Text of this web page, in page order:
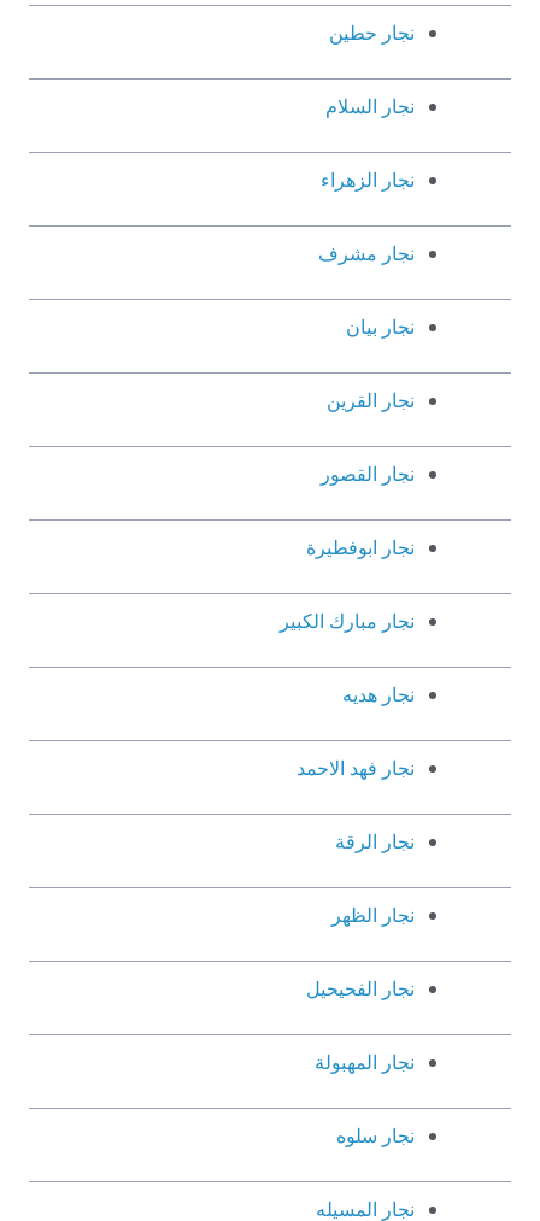
نجار حطين
نجار السلام
نجار الزهراء
نجار مشرف
نجار بيان
نجار القرين
نجار القصور
نجار ابوفطيرة
نجار مبارك الكبير
نجار هديه
نجار فهد الاحمد
نجار الرقة
نجار الظهر
نجار الفحيحيل
نجار المهبولة
نجار سلوه
نجار المسيله